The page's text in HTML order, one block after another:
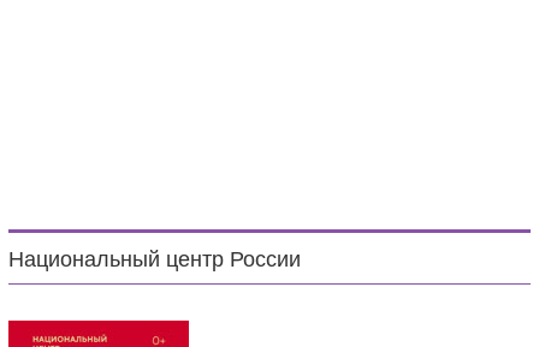
Национальный центр России